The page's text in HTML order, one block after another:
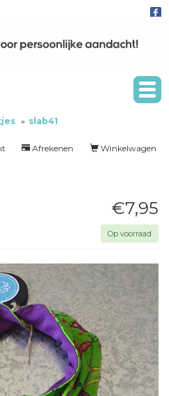
slab41
Winkelwagen
Afrekenen
€7,95
Op voorraad